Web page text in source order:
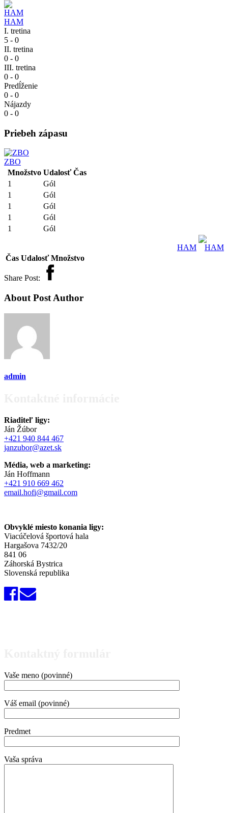
HAM
I. tretina
5 - 0
II. tretina
0 - 0
III. tretina
0 - 0
Predĺženie
0 - 0
Nájazdy
0 - 0
Priebeh zápasu
ZBO
Množstvo Udalosť Čas
1
Gól
1
Gól
1
Gól
1
Gól
1
Gól
HAM
Čas Udalosť Množstvo
Share Post:
About Post Author
admin
Riaditeľ ligy:
Ján Žúbor
+421 940 844 467
janzubor@azet.sk
Média, web a marketing:
Ján Hoffmann
+421 910 669 462
email.hofi@gmail.com
Obvyklé miesto konania ligy:
Viacúčelová športová hala
Hargašova 7432/20
841 06
Záhorská Bystrica
Slovenská republika
Vaše meno (povinné)
Váš email (povinné)
Predmet
Vaša správa